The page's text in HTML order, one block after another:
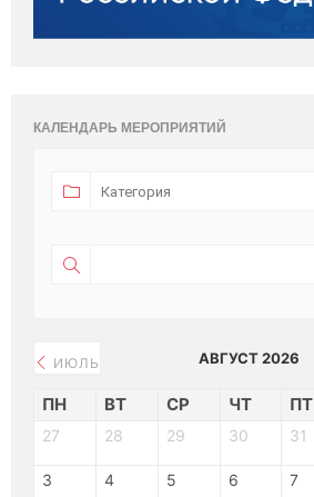
КАЛЕНДАРЬ МЕРОПРИЯТИЙ
ИЮЛЬ АВГУСТ 2026
ПН ВТ СР ЧТ ПТ
27 28 29 30 31
3 4 5 6 7